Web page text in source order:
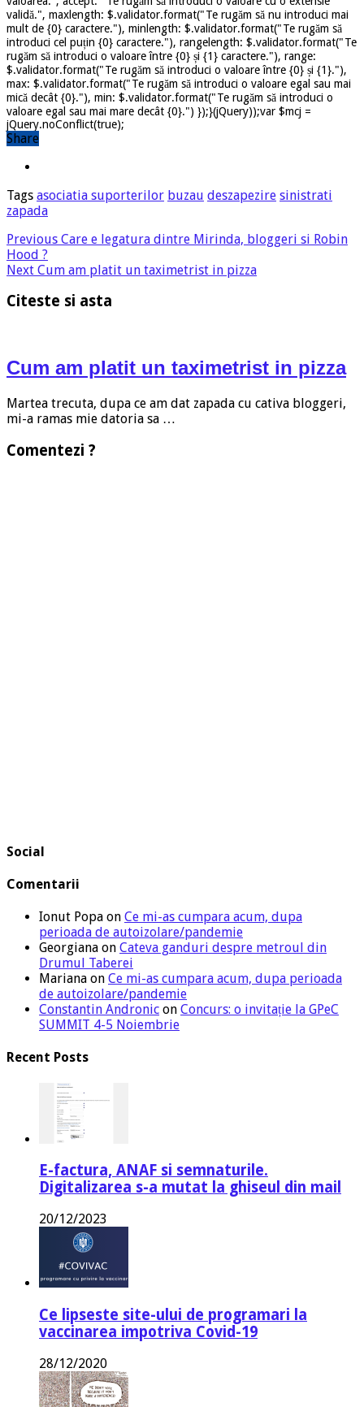
validă.", maxlength: $.validator.format("Te rugăm să nu introduci mai
mult de {0} caractere."), minlength: $.validator.format("Te rugăm să
introduci cel puțin {0} caractere."), rangelength: $.validator.format("Te
rugăm să introduci o valoare între {0} și {1} caractere."), range:
$.validator.format("Te rugăm să introduci o valoare între {0} și {1}."),
max: $.validator.format("Te rugăm să introduci o valoare egal sau mai
mică decât {0}."), min: $.validator.format("Te rugăm să introduci o
valoare egal sau mai mare decât {0}.") });}(jQuery));var $mcj =
jQuery.noConflict(true);
Share
Tags asociatia suporterilor buzau deszapezire sinistrati
zapada
Previous Care e legatura dintre Mirinda, bloggeri si Robin
Hood ?
Next Cum am platit un taximetrist in pizza
Citeste si asta
Cum am platit un taximetrist in pizza
Martea trecuta, dupa ce am dat zapada cu cativa bloggeri,
mi-a ramas mie datoria sa …
Comentezi ?
Social
Comentarii
Ionut Popa on Ce mi-as cumpara acum, dupa
perioada de autoizolare/pandemie
Georgiana on Cateva ganduri despre metroul din
Drumul Taberei
Mariana on Ce mi-as cumpara acum, dupa perioada
de autoizolare/pandemie
Constantin Andronic on Concurs: o invitație la GPeC
SUMMIT 4-5 Noiembrie
Recent Posts
E-factura, ANAF si semnaturile.
Digitalizarea s-a mutat la ghiseul din mail
20/12/2023
Ce lipseste site-ului de programari la
vaccinarea impotriva Covid-19
28/12/2020